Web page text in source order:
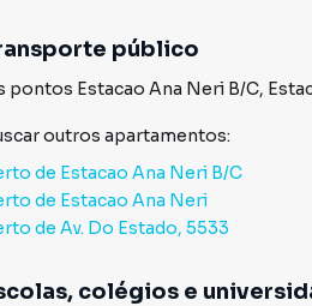
público
pontos Estacao Ana Neri B/C,
outros apartamentos:
de Estacao Ana Neri B/C
de Estacao Ana Neri
de Av. Do Estado, 5533
colégios e